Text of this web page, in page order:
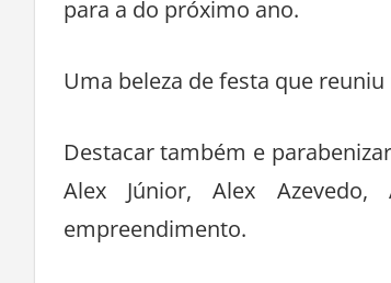
para a do próximo ano.
Uma beleza de festa que
Destacar também e
Alex Júnior, Alex
empreendimento.